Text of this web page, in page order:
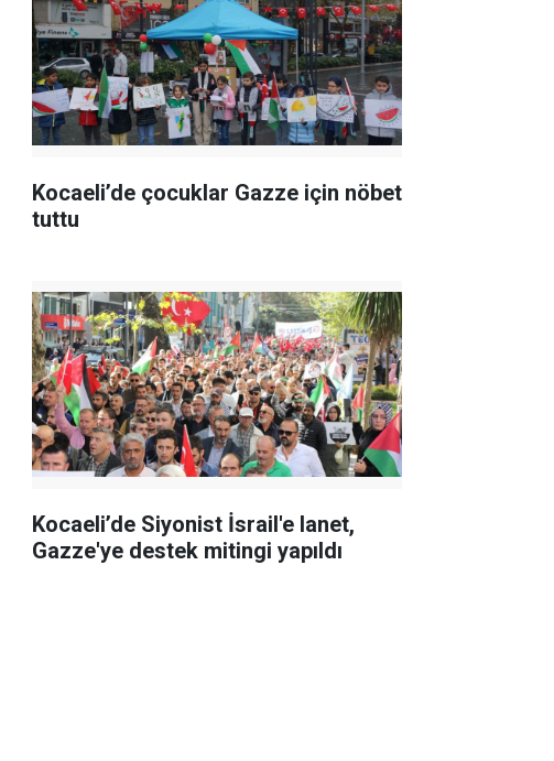
Kocaeli’de çocuklar Gazze için nöbet
tuttu
Kocaeli’de Siyonist İsrail'e lanet,
Gazze'ye destek mitingi yapıldı